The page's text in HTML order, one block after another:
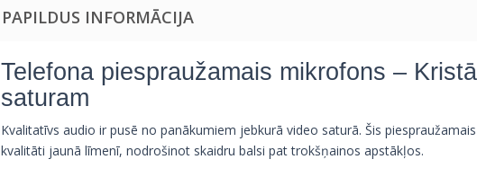
PAPILDUS INFORMĀCIJA
Telefona piespraužamais mikrofons –
saturam
Kvalitatīvs audio ir pusē no panākumiem jebkurā video saturā. Šis
kvalitāti jaunā līmenī, nodrošinot skaidru balsi pat trokšņainos apstākļos.